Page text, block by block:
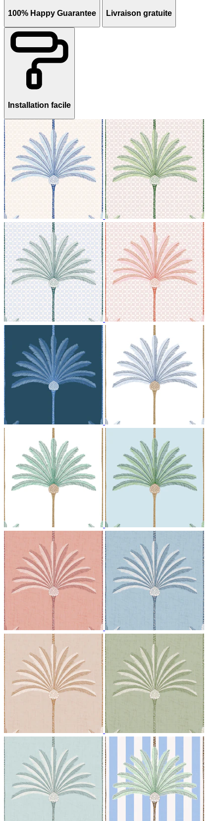
100% Happy Guarantee Livraison gratuite
Installation facile